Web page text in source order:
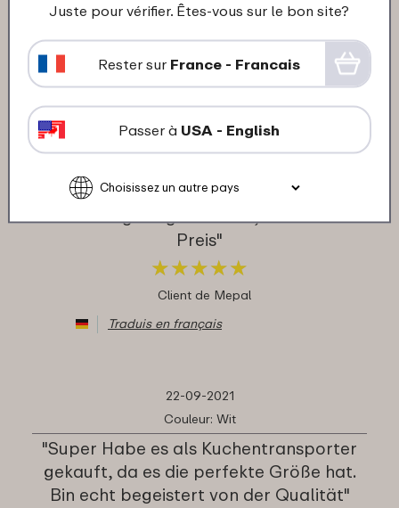
★★★★★
★★★★★
Client de Mepal
Traduis en français
14-10-2021
"geeignet für vielerei
Anwendungsmöglichkeiten, ordentlicher
Preis"
★★★★★
★★★★★
Client de Mepal
Traduis en français
22-09-2021
Couleur: Wit
"Super Habe es als Kuchentransporter
gekauft, da es die perfekte Größe hat.
Bin echt begeistert von der Qualität"
Juste pour vérifier. Êtes-vous sur le bon site?
Rester sur France - Francais
Passer à USA - English